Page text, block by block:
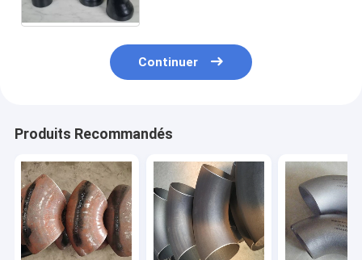
Continuer
Produits Recommandés